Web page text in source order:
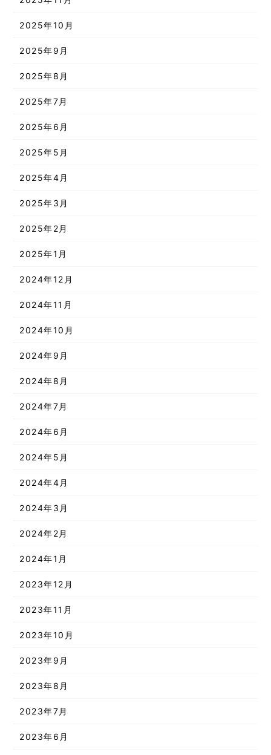
2025年10月
2025年9月
2025年8月
2025年7月
2025年6月
2025年5月
2025年4月
2025年3月
2025年2月
2025年1月
2024年12月
2024年11月
2024年10月
2024年9月
2024年8月
2024年7月
2024年6月
2024年5月
2024年4月
2024年3月
2024年2月
2024年1月
2023年12月
2023年11月
2023年10月
2023年9月
2023年8月
2023年7月
2023年6月